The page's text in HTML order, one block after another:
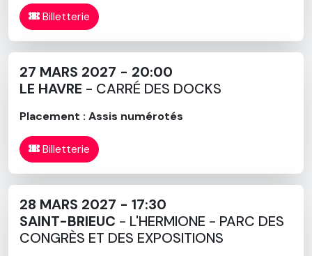
Billetterie
27 MARS 2027 - 20:00
LE HAVRE - CARRÉ DES DOCKS
Placement : Assis numérotés
Billetterie
28 MARS 2027 - 17:30
SAINT-BRIEUC - L'HERMIONE - PARC DES
CONGRÈS ET DES EXPOSITIONS